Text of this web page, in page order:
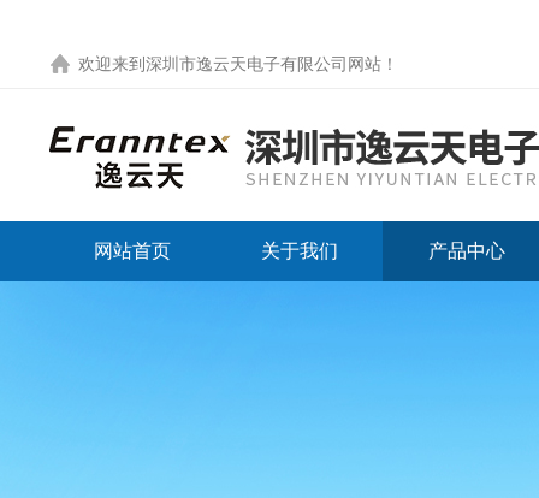
欢迎来到 深圳市逸云天电子有限公司网站 ！
网站首页 关于我们 产品中心